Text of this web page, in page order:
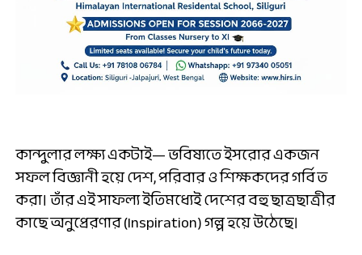
কান্দুলার লক্ষ্য একটাই— ভবিষ্যতে ইসরোর একজন
সফল বিজ্ঞানী হয়ে দেশ, পরিবার ও শিক্ষকদের গর্বিত
করা। তাঁর এই সাফল্য ইতিমধ্যেই দেশের বহু ছাত্রছাত্রীর
কাছে অনুপ্রেরণার (Inspiration) গল্প হয়ে উঠেছে।